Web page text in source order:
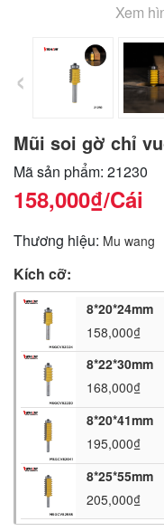
Xem
‹
Mũi soi gờ chỉ
Mã sản phẩm: 21230
158,000₫/Cái
Thương hiệu: Mu wang
Kích cỡ:
8*20*24mm
158,000₫
8*22*30mm
168,000₫
8*20*41mm
195,000₫
8*25*55mm
205,000₫